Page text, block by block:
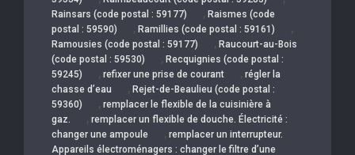
Rainsars (code postal : 59177) , Raismes (code
postal : 59590)
, Ramillies (code postal : 59161) ,
Ramousies (code postal : 59177) , Raucourt-au-Bois
(code postal : 59530)
, Recquignies (code postal :
59245)
, refixer une prise de courant , régler la
chasse d’eau
, Rejet-de-Beaulieu (code postal :
59360)
, remplacer le flexible de la cuisinière à
gaz.
, remplacer un flexible de douche. Électricité :
changer une ampoule
, remplacer un interrupteur.
Appareils électroménagers : changer le filtre d’une